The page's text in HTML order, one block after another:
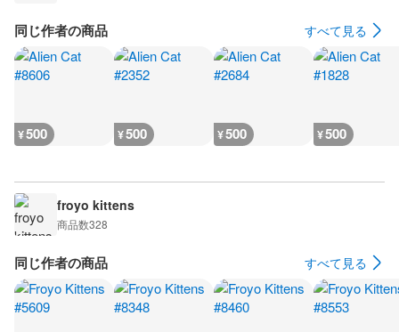
同じ作者の商品 すべて見る
¥500 ¥500 ¥500 ¥500
froyo kittens
商品数328
同じ作者の商品 すべて見る